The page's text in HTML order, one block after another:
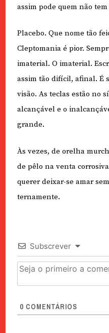
assim pode quem não
Placebo. Que nome tão
Cleptomania é pior.
imaterial. O imaterial.
assim tão difícil, afinal. É
visão. As teclas estão no
alcançável e o
grande.
Às vezes, de orelha
de pêlo na venta
querer deixar-se amar
ternamente.
Subscrever
0 COMENTÁRIOS